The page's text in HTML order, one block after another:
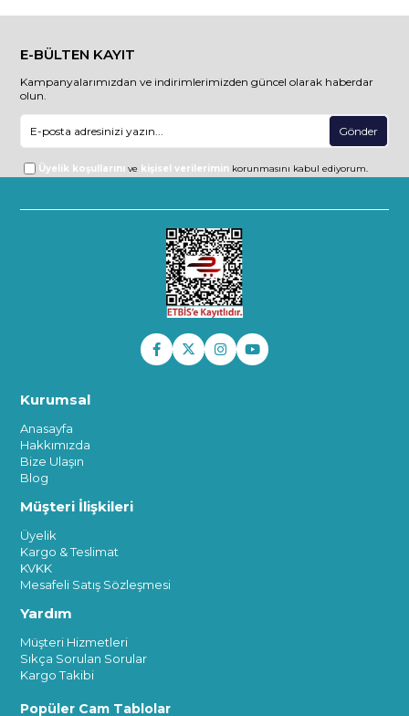
E-BÜLTEN KAYIT
Kampanyalarımızdan ve indirimlerimizden güncel olarak haberdar
olun.
Gönder
Üyelik koşullarını ve kişisel verilerimin korunmasını kabul ediyorum.
Kurumsal
Anasayfa
Hakkımızda
Bize Ulaşın
Blog
Müşteri İlişkileri
Üyelik
Kargo & Teslimat
KVKK
Mesafeli Satış Sözleşmesi
Yardım
Müşteri Hizmetleri
Sıkça Sorulan Sorular
Kargo Takibi
Popüler Cam Tablolar